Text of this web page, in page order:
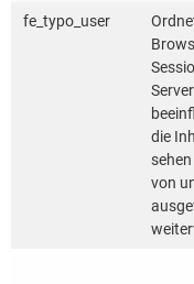
Themenspezifische
Für speziellere
Kompetenzzentrum
Kompetenzzentrum
Kompetenznetz
Quick-Checks an
fe_typo_user
die
von